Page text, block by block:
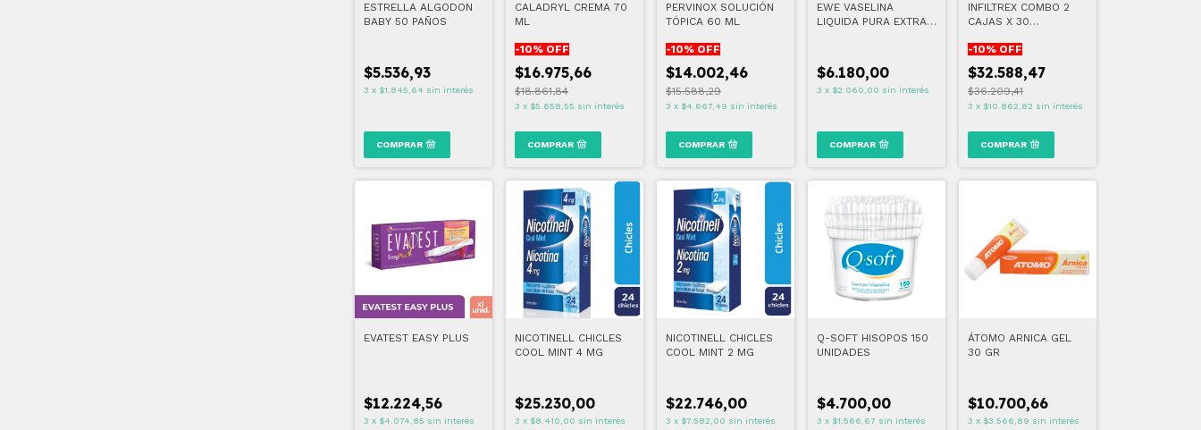
ESTRELLA ALGODON
BABY 50 PAÑOS
$5.536,93
3 x $1.845,64 sin interés
CALADRYL CREMA 70
ML
-10% OFF
$16.975,66
$18.861,84
3 x $5.658,55 sin interés
PERVINOX SOLUCIÓN
TÓPICA 60 ML
-10% OFF
$14.002,46
$15.588,29
3 x $4.667,49 sin interés
EWE VASELINA
LIQUIDA PURA EXTRA
$6.180,00
3 x $2.060,00 sin interés
INFILTREX COMBO 2
CAJAS X 30
-10% OFF
$32.588,47
$36.209,41
3 x $10.862,82 sin interés
EVATEST EASY PLUS
$12.224,56
3 x $4.074,85 sin interés
NICOTINELL CHICLES
COOL MINT 4 MG
$25.230,00
3 x $8.410,00 sin interés
NICOTINELL CHICLES
COOL MINT 2 MG
$22.746,00
3 x $7.582,00 sin interés
Q-SOFT HISOPOS 150
UNIDADES
$4.700,00
3 x $1.566,67 sin interés
ÁTOMO ARNICA GEL
30 GR
$10.700,66
3 x $3.566,89 sin interés